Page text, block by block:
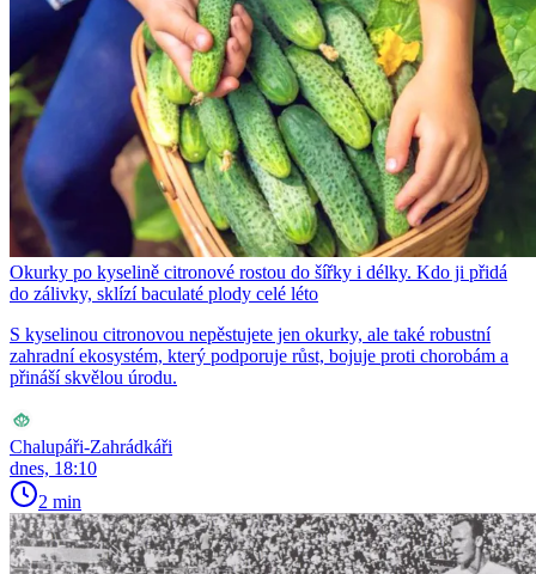
Okurky po kyselině citronové rostou do šířky i délky. Kdo ji přidá
do zálivky, sklízí baculaté plody celé léto
S kyselinou citronovou nepěstujete jen okurky, ale také robustní
zahradní ekosystém, který podporuje růst, bojuje proti chorobám a
přináší skvělou úrodu.
Chalupáři-Zahrádkáři
dnes, 18:10
2 min